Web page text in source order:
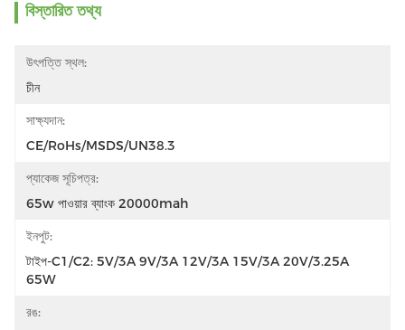
বিস্তারিত তথ্য
উৎপত্তি স্থল:
চীন
সাক্ষ্যদান:
CE/RoHs/MSDS/UN38.3
প্যাকেজ সূচিপত্র:
65w পাওয়ার ব্যাংক 20000mah
ইনপুট:
টাইপ-C1/C2: 5V/3A 9V/3A 12V/3A 15V/3A 20V/3.25A
65W
রঙ: